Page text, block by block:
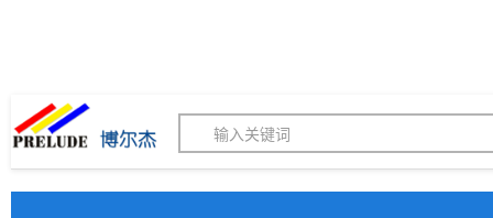
博尔杰PTS - 工业标识解